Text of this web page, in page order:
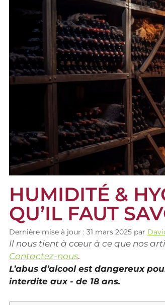
HUMIDITÉ &
QU’IL FAUT
Dernière mise à jour : 31 mars 2025 par
Il nous tient à cœur à ce que nos
Contactez-nous.
L’abus d’alcool est dangereux
interdite aux - de 18 ans.